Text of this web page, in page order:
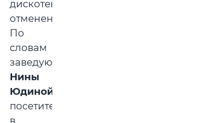
дискотеки
отменены.
По
словам
заведующей
Нины
Юдиной
посетителей
в